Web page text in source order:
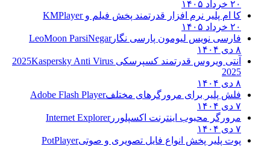
کا ام پلیر نرم افزار قدرتمند پخش فیلم و KMPlayer
فارسی نویس لیومون پارسی نگارLeoMoon ParsiNegar
آنتی ویروس قدرتمند کسپرسکی 2025Kaspersky Anti Virus
فلش پلیر برای مرورگرهای مختلف Adobe Flash Player
مرورگر محبوب اینترنت اکسپلوررInternet Explorer
پوت پلیر پخش انواع فایل تصویری و صوتیPotPlayer